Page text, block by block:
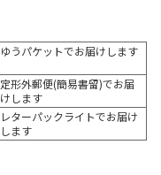
ゆうパケットでお届けします
定形外郵便(簡易書留)でお届
けします
レターパックライトでお届け
します